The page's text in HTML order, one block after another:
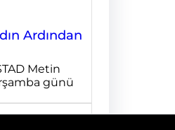
Ardından
Metin
günü